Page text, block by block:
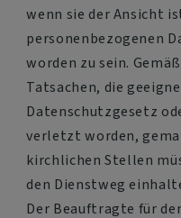
wenn sie der Ansicht
personenbezogenen
worden zu sein.
Tatsachen, die
Datenschutzgesetz
verletzt worden,
kirchlichen Stellen
den Dienstweg
Der Beauftragte für